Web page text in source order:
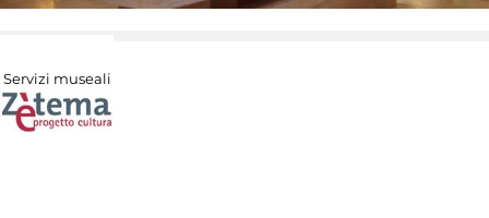
Servizi museali